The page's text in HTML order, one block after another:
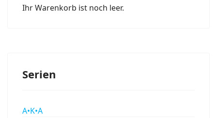
Ihr Warenkorb ist noch leer.
Serien
A•K•A